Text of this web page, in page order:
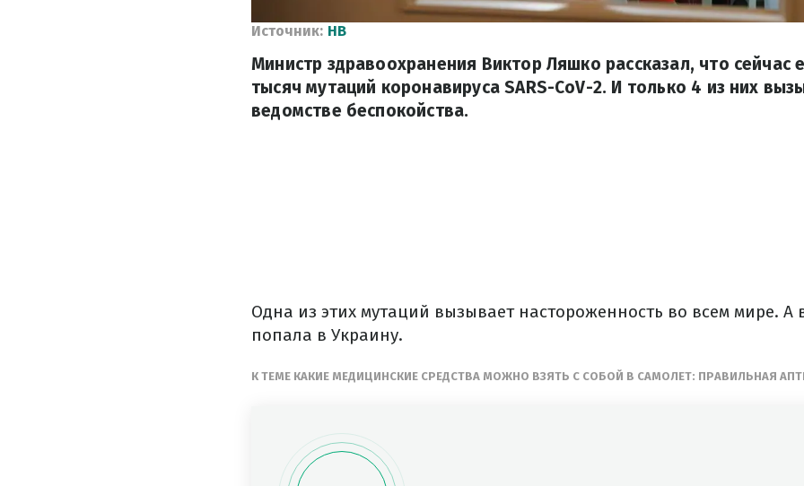
Источник: НВ
Министр здравоохранения Виктор Ляшко рассказал, что сейчас
тысяч мутаций коронавируса SARS-CoV-2. И только 4 из них
ведомстве беспокойства.
Одна из этих мутаций вызывает настороженность во всем мире. А
попала в Украину.
К ТЕМЕ КАКИЕ МЕДИЦИНСКИЕ СРЕДСТВА МОЖНО ВЗЯТЬ С СОБОЙ В САМОЛЕТ: ПРАВИЛЬНАЯ